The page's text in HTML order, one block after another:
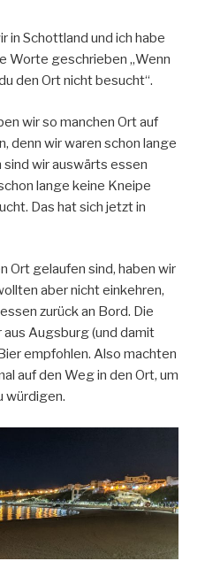
in Schottland und ich habe
Worte geschrieben „Wenn
den Ort nicht besucht“.
wir so manchen Ort auf
denn wir waren schon lange
sind wir auswärts essen
lange keine Kneipe
Das hat sich jetzt in
Ort gelaufen sind, haben wir
aber nicht einkehren,
zurück an Bord. Die
aus Augsburg (und damit
empfohlen. Also machten
auf den Weg in den Ort, um
würdigen.